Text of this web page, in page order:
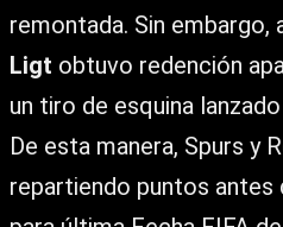
remontada. Sin embargo,
Ligt obtuvo redención
un tiro de esquina
De esta manera, Spurs y
repartiendo puntos antes